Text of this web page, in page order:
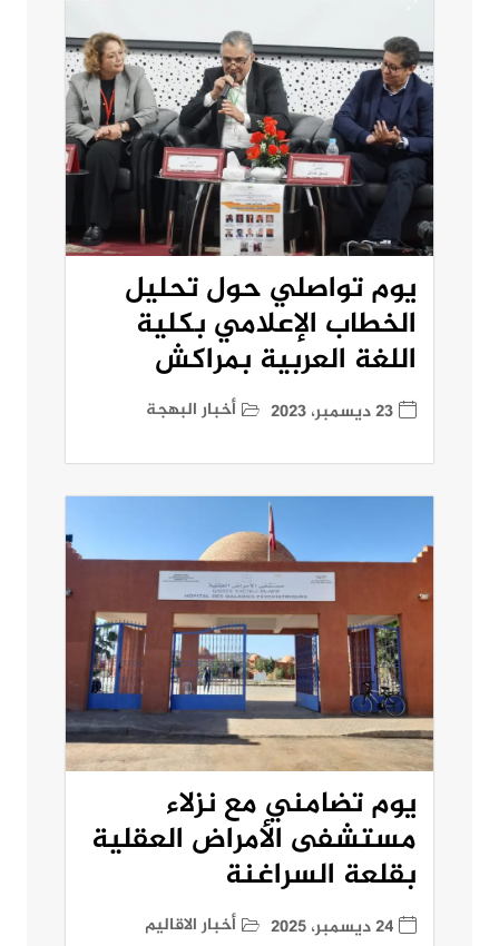
يوم تواصلي حول تحليل
الخطاب الإعلامي بكلية
اللغة العربية بمراكش
23 ديسمبر، 2023 أخبار البهجة
يوم تضامني مع نزلاء
مستشفى الأمراض العقلية
بقلعة السراغنة
24 ديسمبر، 2025 أخبار الاقاليم